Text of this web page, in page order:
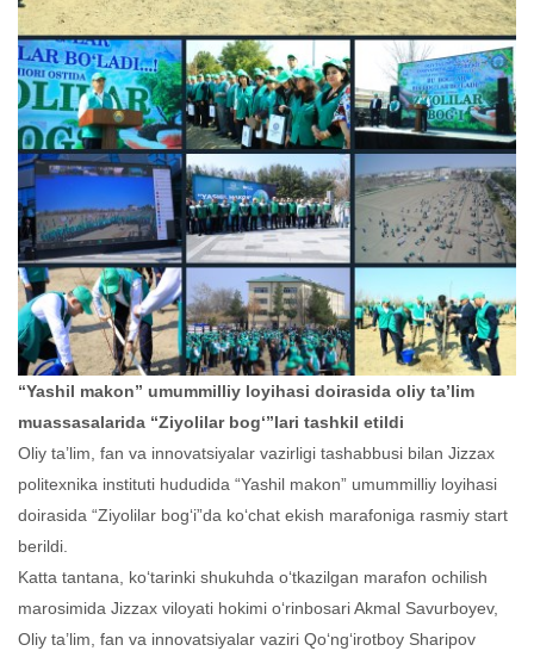
“Yashil makon” umummilliy loyihasi doirasida oliy ta’lim
muassasalarida “Ziyolilar bog‘”lari tashkil etildi
Oliy ta’lim, fan va innovatsiyalar vazirligi tashabbusi bilan Jizzax
politexnika instituti hududida “Yashil makon” umummilliy loyihasi
doirasida “Ziyolilar bog‘i”da ko‘chat ekish marafoniga rasmiy start
berildi.
Katta tantana, ko‘tarinki shukuhda o‘tkazilgan marafon ochilish
marosimida Jizzax viloyati hokimi o‘rinbosari Akmal Savurboyev,
Oliy ta’lim, fan va innovatsiyalar vaziri Qo‘ng‘irotboy Sharipov